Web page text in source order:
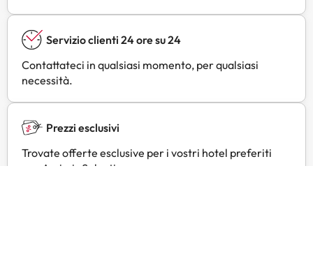
Servizio clienti 24 ore su 24
Contattateci in qualsiasi momento, per qualsiasi
necessità.
Prezzi esclusivi
Trovate offerte esclusive per i vostri hotel preferiti
con Amimir Selection.